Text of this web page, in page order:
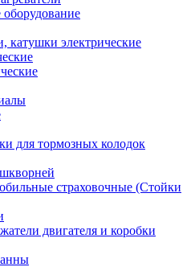
катушки электрические
для тормозных колодок
страховочные (Стойки
двигателя и коробки